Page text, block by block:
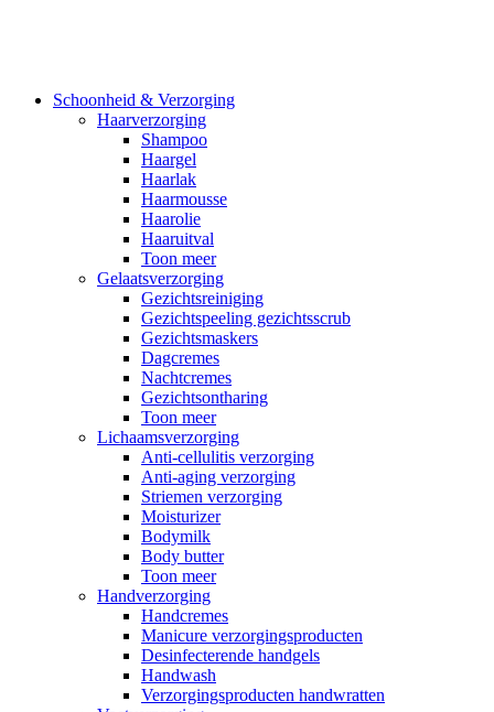
Schoonheid & Verzorging
Haarverzorging
Shampoo
Haargel
Haarlak
Haarmousse
Haarolie
Haaruitval
Toon meer
Gelaatsverzorging
Gezichtsreiniging
Gezichtspeeling gezichtsscrub
Gezichtsmaskers
Dagcremes
Nachtcremes
Gezichtsontharing
Toon meer
Lichaamsverzorging
Anti-cellulitis verzorging
Anti-aging verzorging
Striemen verzorging
Moisturizer
Bodymilk
Body butter
Toon meer
Handverzorging
Handcremes
Manicure verzorgingsproducten
Desinfecterende handgels
Handwash
Verzorgingsproducten handwratten